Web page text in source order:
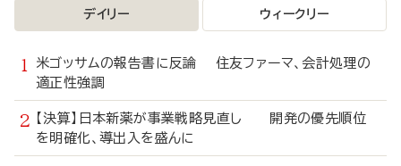
デイリー ウィークリー
米ゴッサムの報告書に反論 住友ファーマ、会計処理の
適正性強調
【決算】日本新薬が事業戦略見直し 開発の優先順位
を明確化、導出入を盛んに